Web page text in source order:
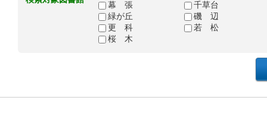
幕 張
千草台
緑が丘
磯 辺
更 科
若 松
桜 木